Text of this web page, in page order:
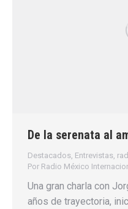
De la serenata al
Destacados Entrevistas
Por Radio México
Una gran charla con
años de trayectoria,